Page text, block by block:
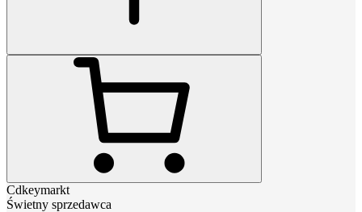
Cdkeymarkt
Świetny sprzedawca